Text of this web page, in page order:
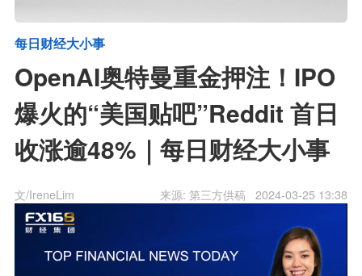
每日财经大小事
OpenAI奥特曼重金押注！IPO
爆火的“美国贴吧”Reddit 首日
收涨逾48%｜每日财经大小事
文/IreneLim 2024-03-25 13:38
来源: 第三方供稿